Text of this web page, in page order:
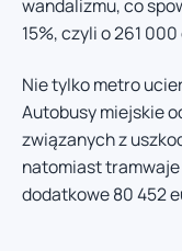
wandalizmu, co
15%, czyli o 261
Nie tylko metro
Autobusy miejskie
związanych z
natomiast tramwaje
dodatkowe 80 452